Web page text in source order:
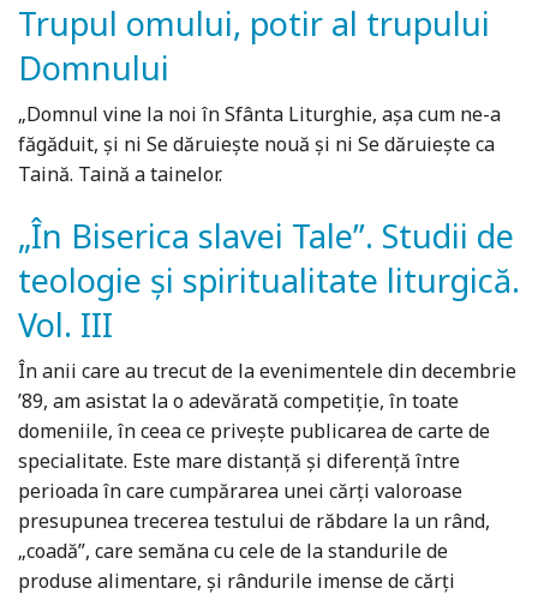
Trupul omului, potir al trupului
Domnului
„Domnul vine la noi în Sfânta Liturghie, aşa cum ne-a
făgăduit, şi ni Se dăruieşte nouă şi ni Se dăruieşte ca
Taină. Taină a tainelor.
„În Biserica slavei Tale”. Studii de
teologie și spiritualitate liturgică.
Vol. III
În anii care au trecut de la evenimentele din decembrie
’89, am asistat la o adevărată competiție, în toate
domeniile, în ceea ce privește publicarea de carte de
specialitate. Este mare distanță și diferență între
perioada în care cumpărarea unei cărți valoroase
presupunea trecerea testului de răbdare la un rând,
„coadă”, care semăna cu cele de la standurile de
produse alimentare, și rându­rile imense de cărți